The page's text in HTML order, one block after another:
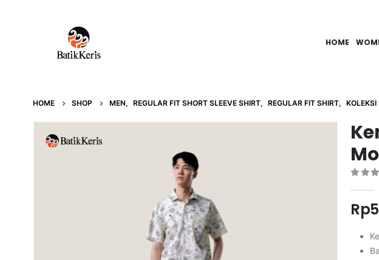
HOME
HOME SHOP MEN, REGULAR FIT SHORT SLEEVE SHIRT, REGULAR FIT SHIRT, KOLEKSI
Rp